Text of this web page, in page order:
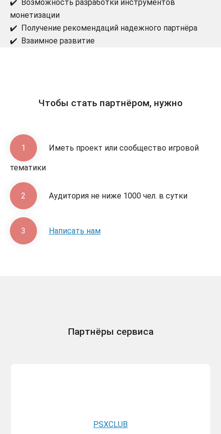
✔️ Возможность разработки инструментов
монетизации
✔️ Получение рекомендаций надежного партнёра
✔️ Взаимное развитие
Чтобы стать партнёром, нужно
1 Иметь проект или сообщество игровой
тематики
2 Аудитория не ниже 1000 чел. в сутки
3 Написать нам
Партнёры сервиса
PSXCLUB